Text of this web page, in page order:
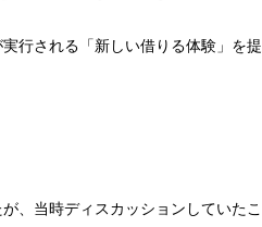
行される「新しい借りる体験」を提
、当時ディスカッションしていたこ